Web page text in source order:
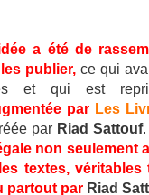
a été de
publier, ce qui
et qui est
par Les
par Riad Sattouf.
non seulement
textes, véritables
partout par Riad